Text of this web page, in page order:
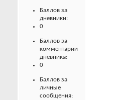
Баллов за
дневники:
0
Баллов за
комментарии
дневника:
0
Баллов за
личные
сообщения: